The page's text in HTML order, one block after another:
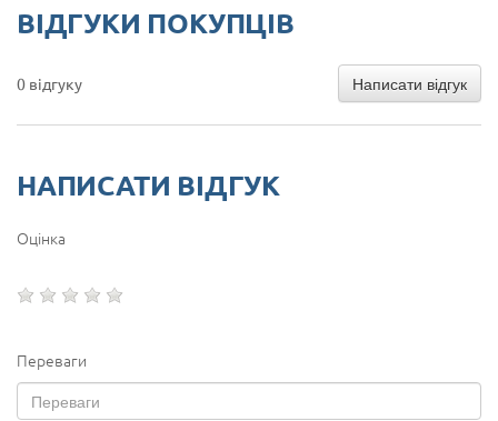
ВІДГУКИ ПОКУПЦІВ
0 відгуку Написати відгук
НАПИСАТИ ВІДГУК
Оцінка
Переваги